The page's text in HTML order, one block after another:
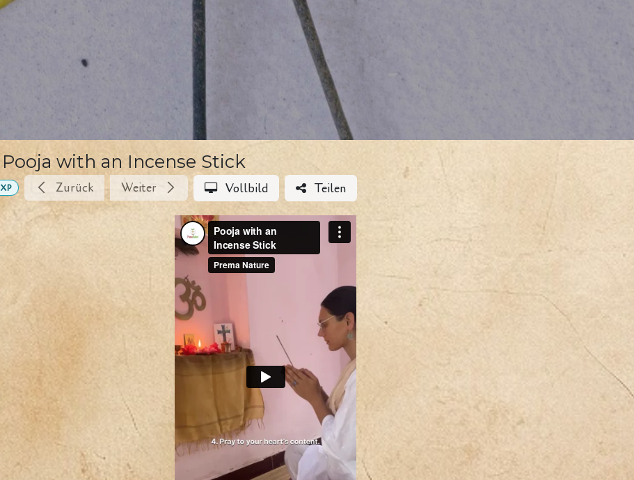
Pooja with an Incense Stick
XP Zurück Weiter Vollbild Teilen